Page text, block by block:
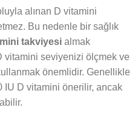
alınan D vitamini
Bu nedenle bir sağlık
takviyesi almak
vitamini seviyenizi ölçmek ve
önemlidir. Genellikle
D vitamini önerilir, ancak